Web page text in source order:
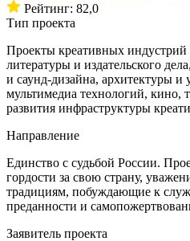
Рейтинг: 82,0
Тип проекта
Проекты креативных индустрий
литературы и издательского
и саунд-дизайна, архитектуры
мультимедиа технологий, кино,
развития инфраструктуры
Направление
Единство с судьбой России.
гордости за свою страну,
традициям, побуждающие к
преданности и
Заявитель проекта